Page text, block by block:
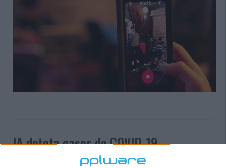
IA deteta casos de COVID-19
assintomáticos através da gravação da